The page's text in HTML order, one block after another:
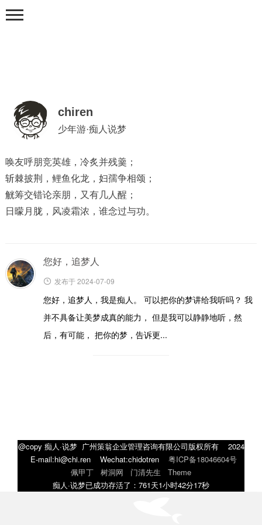
chiren
少年游·痴人说梦
唤友呼朋竞英雄，冷炙并残羹；
斩棘披荆，鲤鱼化龙，妇孺争相颂；
觥筹交错论亲朋，又有几人醒；
日曚月胧，风凌霜浓，谁念过与功。
您好，追梦人
发布于 2024-07-09
您好，追梦人，我是痴人。 可以把你的梦讲给我听吗？ 我
并不具备让美梦成真的能力， 但是我可以静静地听，然
后，有可能， 把你的梦，告诉更...
说梦
关于痴人&说梦
@copy 痴人·说梦 广州策翁企业管理咨询有限公司版权所有 2024
E-mail:hi@chi.ren Wechat:chidotren粤ICP备18046604号
佩甲丁
树洞网 门清先生
Theme
痴人·说梦已成功存活了：761天1小时42分17秒